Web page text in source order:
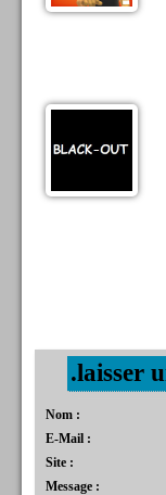
.laisser
Nom :
E-Mail :
Site :
Message :